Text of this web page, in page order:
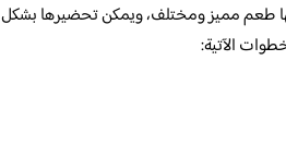
طعم مميز ومختلف، ويمكن تحضيرها بشكل
الآتية: